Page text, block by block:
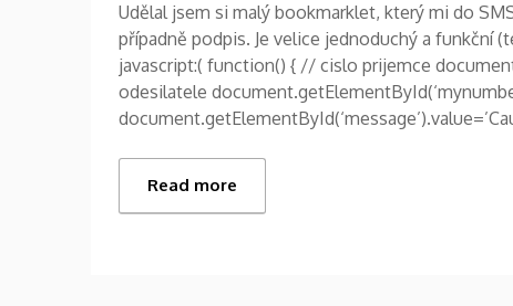
Udělal jsem si malý bookmarklet, který mi do
případně podpis. Je velice jednoduchý a funkční
javascript:( function() { // cislo prijemce
odesilatele
Read more